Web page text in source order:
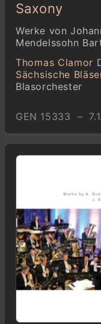
Saxony
Werke von
Mendelssohn
Thomas Clamor
Sächsische
Blasorchester
GEN 15333 –